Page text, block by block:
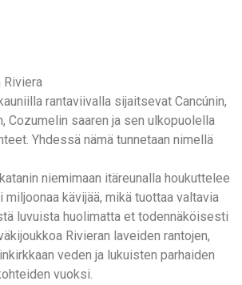
Riviera
rantaviivalla sijaitsevat Cancúnin,
Cozumelin saaren ja sen ulkopuolella
Yhdessä nämä tunnetaan nimellä
niemimaan itäreunalla houkuttelee
kävijää, mikä tuottaa valtavia
luvuista huolimatta et todennäköisesti
Rivieran laveiden rantojen,
veden ja lukuisten parhaiden
vuoksi.